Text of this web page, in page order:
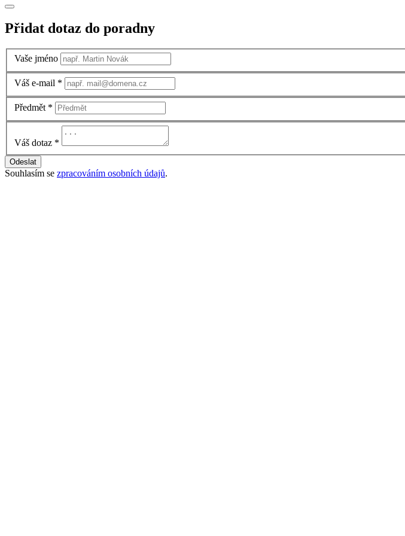
Přidat dotaz do poradny
Vaše jméno
Váš e-mail *
Předmět *
Váš dotaz *
Odeslat
Souhlasím se zpracováním osobních údajů.